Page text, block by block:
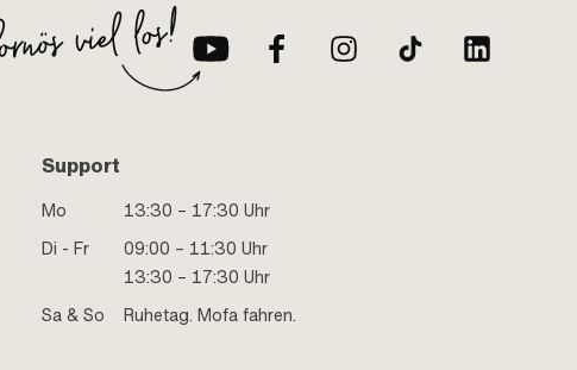
Support
Mo
13:30 – 17:30 Uhr
Di - Fr
09:00 – 11:30 Uhr
13:30 – 17:30 Uhr
Sa & So
Ruhetag. Mofa fahren.